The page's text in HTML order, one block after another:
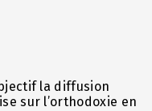
la diffusion
sur l’orthodoxie en